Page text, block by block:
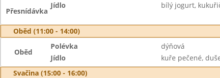
Přesnídávka
Jídlo bílý jogurt,
Oběd (11:00 - 14:00)
Oběd
Polévka
dýňová
Jídlo
kuře pečené,
Svačina (15:00 - 16:00)